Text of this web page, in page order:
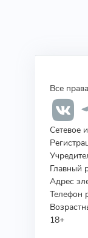
Все
Сетевое
Главный
Адрес
Телефон
18+